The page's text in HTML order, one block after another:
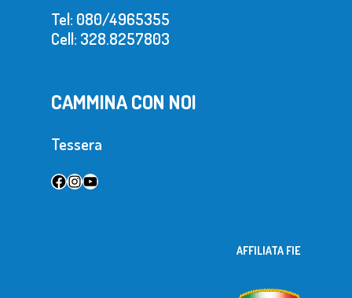
Tel: 080/4965355
Cell: 328.8257803
CAMMINA CON NOI
Tessera
Facebook
Instagram
YouTube
AFFILIATA FIE